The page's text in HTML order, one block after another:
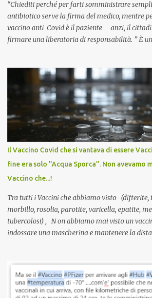
“Chiediti perché per farti somministrare
antibiotico serve la firma del medico, mentre
vaccino anti-Covid è il paziente – anzi, il
firmare una liberatoria di responsabilità. ” È
pandemia. Un interrogativo che dovrebbe
ancora il coraggio di pensare con la propria
anti-Covid, un pro-farmaco, con autorizzazione
sviluppato in tempi record, con tecnologie mai
larga scala, ancora oggetto di studio e di
internazionale serve solo una firma. La tua.
anche a persone sane, giovani, senza fattori di
serve una prescrizione. Non c’è diagnosi. Non
L’unico atto richiesto è una fi...
Il Vaccino Covid che si vantava di essere
fine era solo "Acqua Sporca". Non avevamo
Vaccino che...!
Tra tutti i Vaccini che abbiamo visto (difterite,
morbillo, rosolia, parotite, varicella, epatite,
tubercolosi) , N on abbiamo mai visto un
indossare una mascherina e mantenere la
vaccinazione. Non avevamo mai sentito
sconti, incentivi per vaccinarsi. Non avevamo
discriminazioni per coloro che non l’hanno